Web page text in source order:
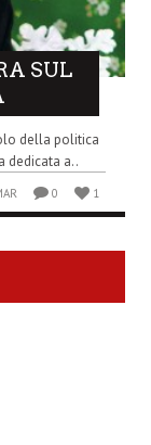
SUL
della politica
dedicata a..
0 1